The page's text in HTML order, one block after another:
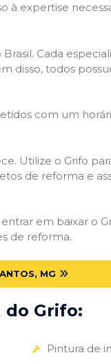
à expertise
Cada
disso, todos
com um
Utilize o Grifo
de reforma e
em baixar o
de reforma.
MG
do Grifo:
Pintura de